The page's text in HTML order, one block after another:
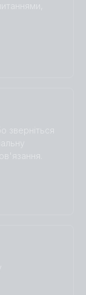
зверніться